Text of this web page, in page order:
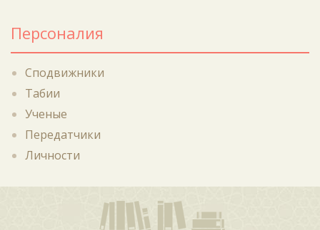
Персоналия
Сподвижники
Табии
Ученые
Передатчики
Личности